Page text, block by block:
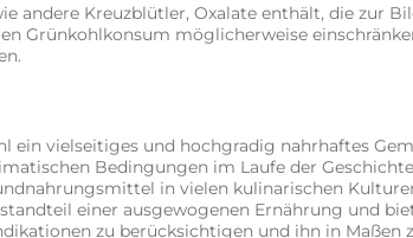
andere Kreuzblütler, Oxalate enthält, die zur
Grünkohlkonsum möglicherweise
ein vielseitiges und hochgradig nahrhaftes
Bedingungen im Laufe der
in vielen kulinarischen
einer ausgewogenen Ernährung und
zu berücksichtigen und ihn in